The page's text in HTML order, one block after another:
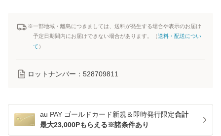
※一部地域・離島につきましては、送料が発生する場合や表示のお届け
予定日期間内にお届けできない場合があります。（送料・配送につい
て ）
ロットナンバー： 528709811
au PAY ゴールドカード新規＆即時発行限定合計
最大23,000Pもらえる※諸条件あり